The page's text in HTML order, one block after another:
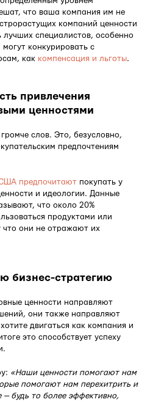
что ваша компания им не
компаний ценности
лучших специалистов, особенно
конкурировать с
как компенсация и льготы.
привлечения
ценностями
слов. Это, безусловно,
предпочтениям
предпочитают покупать у
и идеологии. Данные
что около 20%
продуктами или
что они не отражают их
бизнес-стратегию
ценности направляют
они также направляют
двигаться как компания и
это способствует успеху
«Наши ценности помогают нам
помогают нам перехитрить и
будь то более эффективно,